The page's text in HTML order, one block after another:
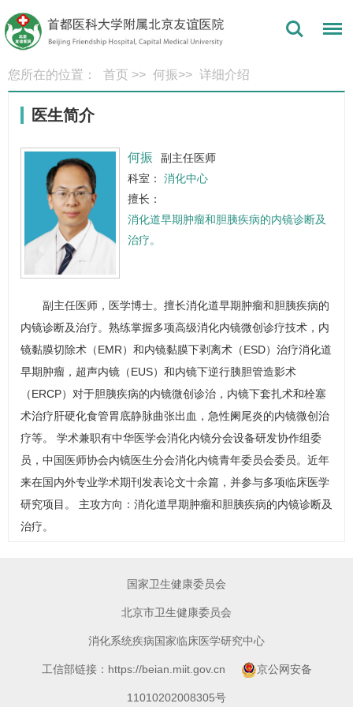
您所在的位置： 首页 >> 何振>> 详细介绍
医生简介
何振
副主任医师
科室： 消化中心
擅长：
消化道早期肿瘤和胆胰疾病的内镜诊断及
治疗。
副主任医师，医学博士。擅长消化道早期肿瘤和胆胰疾病的
内镜诊断及治疗。熟练掌握多项高级消化内镜微创诊疗技术，内
镜黏膜切除术（EMR）和内镜黏膜下剥离术（ESD）治疗消化道
早期肿瘤，超声内镜（EUS）和内镜下逆行胰胆管造影术
（ERCP）对于胆胰疾病的内镜微创诊治，内镜下套扎术和栓塞
术治疗肝硬化食管胃底静脉曲张出血，急性阑尾炎的内镜微创治
疗等。 学术兼职有中华医学会消化内镜分会设备研发协作组委
员，中国医师协会内镜医生分会消化内镜青年委员会委员。近年
来在国内外专业学术期刊发表论文十余篇，并参与多项临床医学
研究项目。 主攻方向：消化道早期肿瘤和胆胰疾病的内镜诊断及
治疗。
国家卫生健康委员会
北京市卫生健康委员会
消化系统疾病国家临床医学研究中心
工信部链接：https://beian.miit.gov.cn 京公网安备
11010202008305号